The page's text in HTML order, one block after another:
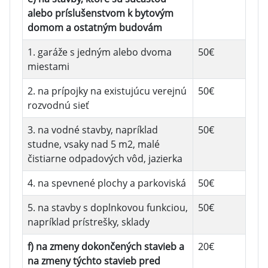
alebo príslušenstvom k bytovým
domom a ostatným budovám
1. garáže s jedným alebo dvoma
miestami
50€
2. na prípojky na existujúcu verejnú
rozvodnú sieť
50€
3. na vodné stavby, napríklad
studne, vsaky nad 5 m2, malé
čistiarne odpadových vôd, jazierka
50€
4. na spevnené plochy a parkoviská
50€
5. na stavby s doplnkovou funkciou,
napríklad prístrešky, sklady
50€
f) na zmeny dokončených stavieb a
na zmeny týchto stavieb pred
20€